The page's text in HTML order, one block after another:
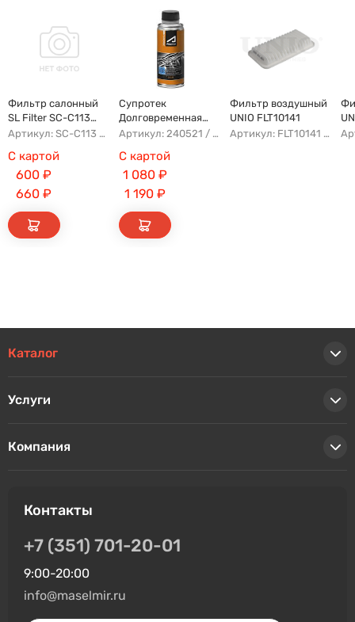
Фильтр салонный
SL Filter SC-C113
(AG779CF)
Артикул: SC-C113 AFW1107 8104400XKZ96A AG779CF
С картой
600 ₽
660 ₽
Супротек
Долговременная
Промывка
Артикул: 240521 / 122929
С картой
1 080₽
1 190₽
Фильтр воздушный
UNIO FLT10141
Артикул: FLT10141 AFAD087 AG302ECO AP142/3
Каталог
Услуги
Компания
Контакты
+7 (351) 701-20-01
9:00-20:00
info@maselmir.ru